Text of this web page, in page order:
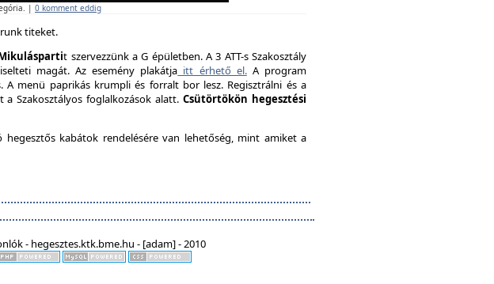
| 0 komment eddig
titeket.
t szervezzünk a G épületben. A 3 ATT-s Szakosztály
magát. Az esemény plakátja itt érhető el.A program
A menü paprikás krumpli és forralt bor lesz. Regisztrálni és a
a Szakosztályos foglalkozások alatt.Csütörtökön hegesztési
kabátok rendelésére van lehetőség, mint amiket a
- hegesztes.ktk.bme.hu - [adam] - 2010